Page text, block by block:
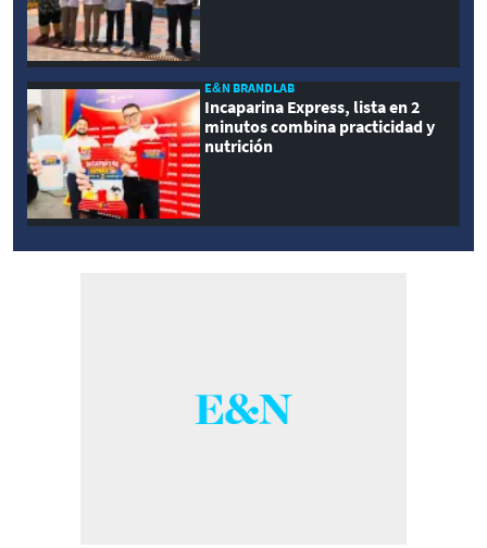
E&N BRANDLAB
Incaparina Express, lista en 2
minutos combina practicidad y
nutrición